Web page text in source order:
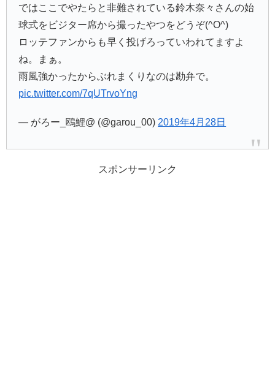
ではここでやたらと非難されている鈴木奈々さんの始
球式をビジター席から撮ったやつをどうぞ(^O^)
ロッテファンからも早く投げろっていわれてますよ
ね。まぁ。
雨風強かったからぶれまくりなのは勘弁で。
pic.twitter.com/7qUTrvoYng
— がろー_鴎鯉@ (@garou_00) 2019年4月28日
スポンサーリンク